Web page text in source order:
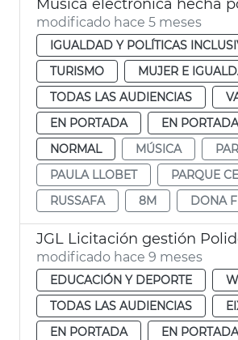
modificado hace 5 meses
IGUALDAD Y POLÍTICAS
TURISMO
MUJER E
TODAS LAS AUDIENCIAS
EN PORTADA
EN
NORMAL
MÚSICA
PAULA LLOBET
PARQUE
RUSSAFA
8M DONA
modificado hace 9 meses
EDUCACIÓN Y DEPORTE
TODAS LAS AUDIENCIAS
EN PORTADA
EN